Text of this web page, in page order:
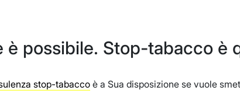
è possibile. Stop-tabacco è
stop-tabacco è a Sua disposizione se vuole